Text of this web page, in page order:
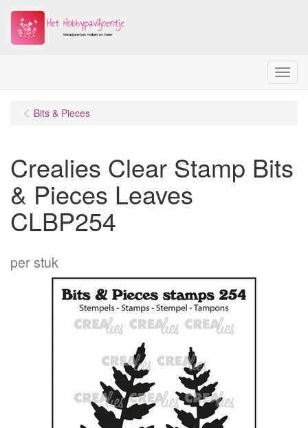
Menu
Bits & Pieces
Crealies Clear Stamp Bits
& Pieces Leaves
CLBP254
per stuk